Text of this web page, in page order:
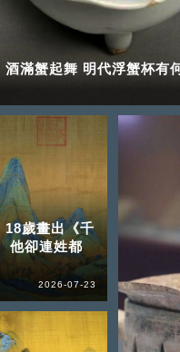
酒滿蟹起舞 明代浮蟹杯有
18歲畫出《千
他卻連姓都
2026-07-23